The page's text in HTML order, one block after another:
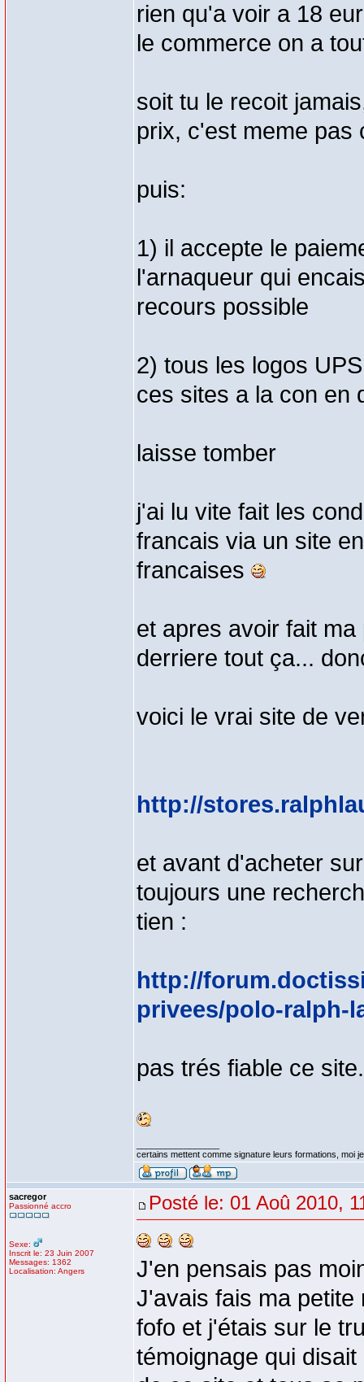
rien qu'a voir a 18
le commerce on a
soit tu le recoit
prix, c'est meme pas
puis:
1) il accepte le
l'arnaqueur qui
recours possible
2) tous les logos
ces sites a la con en
laisse tomber
j'ai lu vite fait les
francais via un site
francaises
et apres avoir fait
derriere tout ça...
voici le vrai site de
http://
et avant d'acheter
toujours une
tien :
http://
privees/polo-ralph-
pas trés fiable ce
certains mettent comme signature leurs formations, moi
sacregor
Passionné accro
Sexe:
Inscrit le: 23 Juin 2007
Messages: 1362
Localisation: Angers
Posté le: 01 Aoû 2010,
J'en pensais pas
J'avais fais ma
fofo et j'étais sur le
témoignage qui